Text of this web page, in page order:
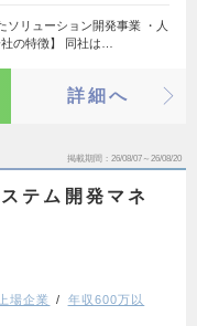
ソリューション開発事業 ・人
の特徴】 同社は…
詳細へ
掲載期間 26/08/07～26/08/20
テム開発マネ
上場企業
年収600万以